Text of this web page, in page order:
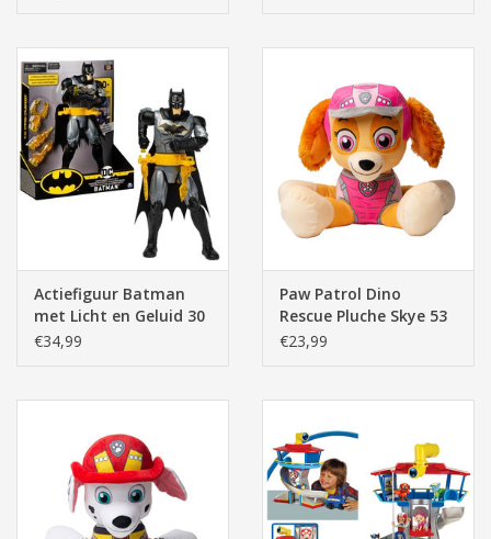
Actiefiguur Batman
met Licht en Geluid 30
cm
€34,99
Paw Patrol Dino
Rescue Pluche Skye 53
cm
€23,99